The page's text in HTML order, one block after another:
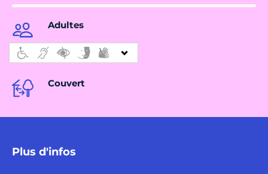
Adultes
Couvert
Plus d'infos